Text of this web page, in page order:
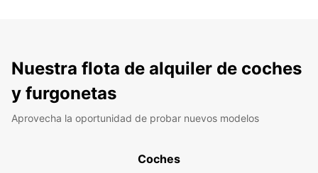
Nuestra flota de alquiler de coches
y furgonetas
Aprovecha la oportunidad de probar nuevos modelos
Coches